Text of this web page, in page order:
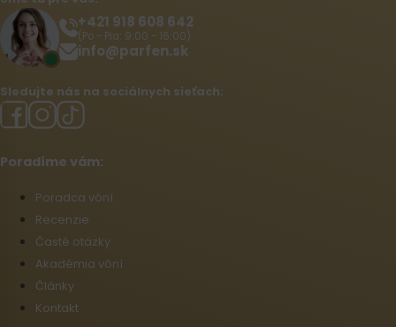
+421 918 608 642‬
(Po - Pia: 9:00 - 16:00)
info@parfen.sk
Sledujte nás na sociálnych sieťach:
Poradíme vám:
Poradca vôní
Recenzie
Časté otázky
Akadémia vôní
Články
Kontakt